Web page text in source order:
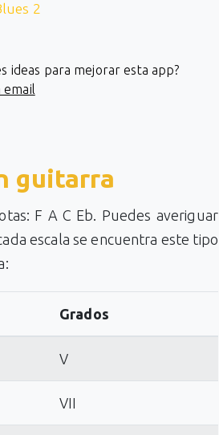
2
ideas para mejorar esta app?
email
guitarra
F A C Eb. Puedes averiguar
escala se encuentra este tipo
Grados
V
VII